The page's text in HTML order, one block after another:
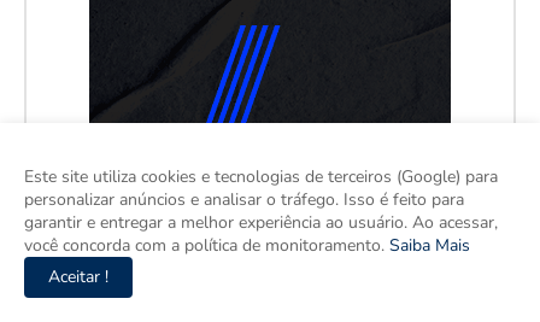
Este site utiliza cookies e tecnologias de terceiros (Google) para
personalizar anúncios e analisar o tráfego. Isso é feito para
garantir e entregar a melhor experiência ao usuário. Ao acessar,
você concorda com a política de monitoramento. Saiba Mais
Aceitar !